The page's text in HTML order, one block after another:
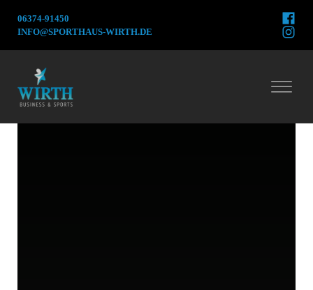
06374-91450
INFO@SPORTHAUS-WIRTH.DE